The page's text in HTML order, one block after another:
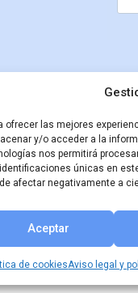
ofrecer las mejores
y/o acceder a la
nos permitirá
identificaciones únicas en
afectar negativamente a
Aceptar
de cookiesAviso legal y
Ministerio de